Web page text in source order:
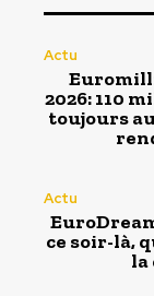
Actu
2026: 110
toujours
Actu
ce soir-là,
la